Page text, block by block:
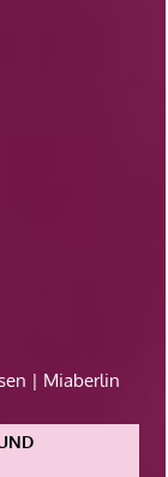
| Miaberlin